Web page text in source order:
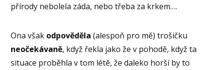
přírody nebolela záda, nebo třeba za krkem….
Ona však odpověděla (alespoň pro mě) trošičku
neočekávaně, když řekla jako že v pohodě, když ta
situace proběhla v tom létě, že daleko horší by to